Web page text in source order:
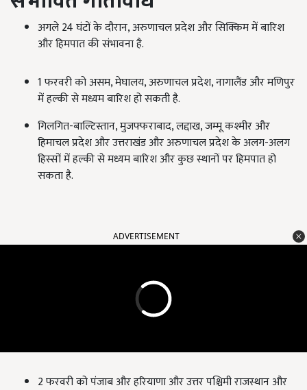
अगले 24 घंटों के दौरान, अरुणाचल प्रदेश और सिक्किम में बारिश
और हिमपात की संभावना है.
1 फरवरी को असम, मेघालय, अरुणाचल प्रदेश, नागालैंड और मणिपुर
में हल्की से मध्यम बारिश हो सकती है.
गिलगित-बाल्टिस्तान, मुजफ्फराबाद, लद्दाख, जम्मू कश्मीर और
हिमाचल प्रदेश और उत्तराखंड और अरुणाचल प्रदेश के अलग-अलग
हिस्सों में हल्की से मध्यम बारिश और कुछ स्थानों पर हिमपात हो
सकता है.
ADVERTISEMENT
2 फरवरी को पंजाब और हरियाणा और उत्तर पश्चिमी राजस्थान और